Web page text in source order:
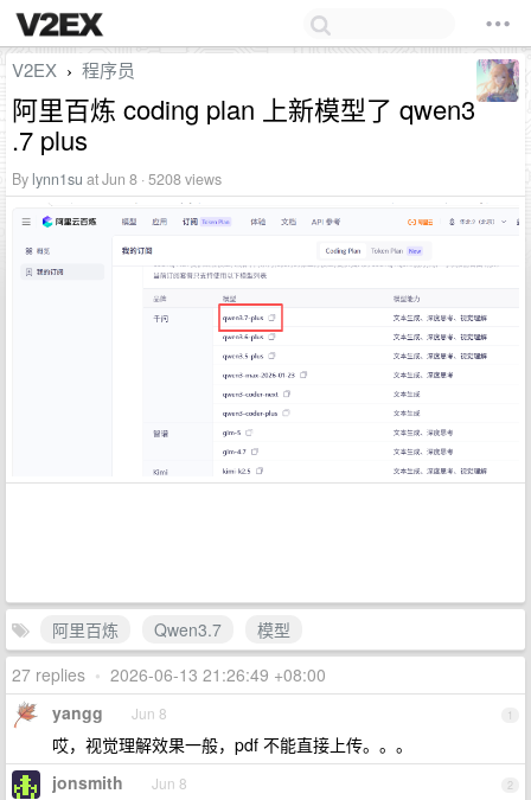
V2EX › 程序员
阿里百炼 coding plan 上新模型了 qwen3
.7 plus
By lynn1su at Jun 8 · 5208 views
阿里百炼 Qwen3.7
模型
27 replies • 2026-06-13 21:26:49 +08:00
1
yangg Jun 8
哎，视觉理解效果一般，pdf 不能直接上传。。。
2
jonsmith Jun 8